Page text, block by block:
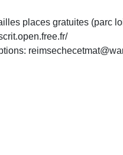
places gratuites (parc